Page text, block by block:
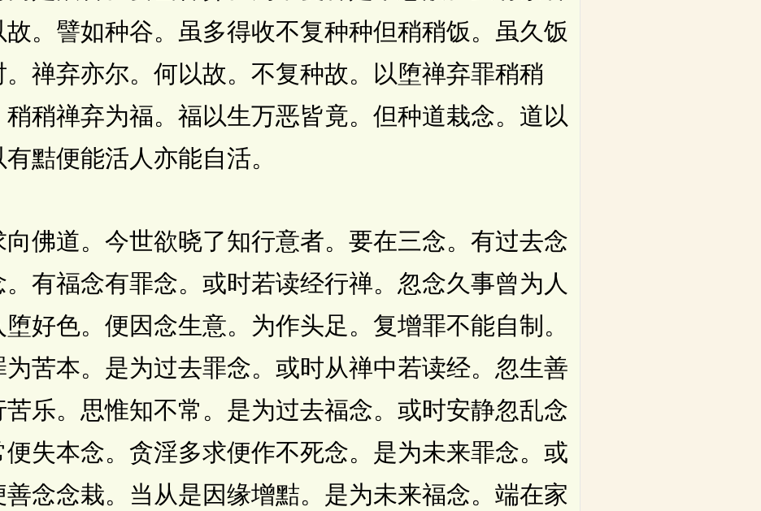
。譬如种谷。虽多得收不复种种但稍稍饭。虽久饭
禅弃亦尔。何以故。不复种故。以堕禅弃罪稍稍
稍稍禅弃为福。福以生万恶皆竟。但种道栽念。道以
黠便能活人亦能自活。
。今世欲晓了知行意者。要在三念。有过去念
有福念有罪念。或时若读经行禅。忽念久事曾为人
好色。便因念生意。为作头足。复增罪不能自制。
为苦本。是为过去罪念。或时从禅中若读经。忽生善
乐。思惟知不常。是为过去福念。或时安静忽乱念
失本念。贪淫多求便作不死念。是为未来罪念。或
善念念栽。当从是因缘增黠。是为未来福念。端在家